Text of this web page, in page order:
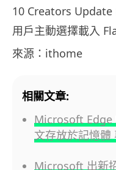
10 Creators
用戶主動選擇載入
來源：ithome
相關文章:
Microsoft Edge
文存放於記憶體
Microsoft 出新